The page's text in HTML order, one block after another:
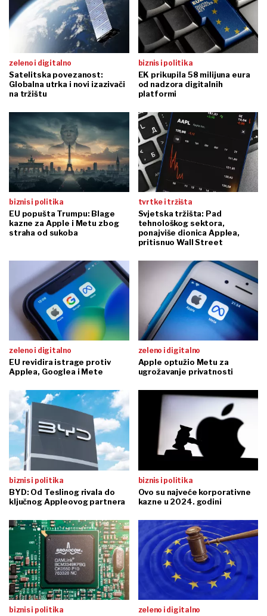
zeleno i digitalno
Satelitska povezanost:
Globalna utrka i novi izazivači
na tržištu
biznis i politika
EK prikupila 58 milijuna eura
od nadzora digitalnih
platformi
biznis i politika
EU popušta Trumpu: Blage
kazne za Apple i Metu zbog
straha od sukoba
tvrtke i tržišta
Svjetska tržišta: Pad
tehnološkog sektora,
ponajviše dionica Applea,
pritisnuo Wall Street
zeleno i digitalno
EU revidira istrage protiv
Applea, Googlea i Mete
zeleno i digitalno
Apple optužio Metu za
ugrožavanje privatnosti
biznis i politika
BYD: Od Teslinog rivala do
ključnog Appleovog partnera
biznis i politika
Ovo su najveće korporativne
kazne u 2024. godini
biznis i politika zeleno i digitalno